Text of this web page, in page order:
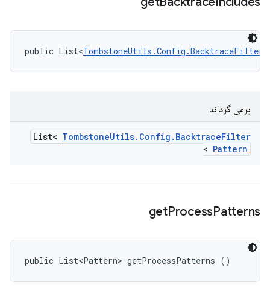
public List<
برمی گرداند
List< TombstoneUtils. Config . BacktraceFilter
Pattern
>
getProcessPatterns
public List<Pattern> getProcessPatterns ()